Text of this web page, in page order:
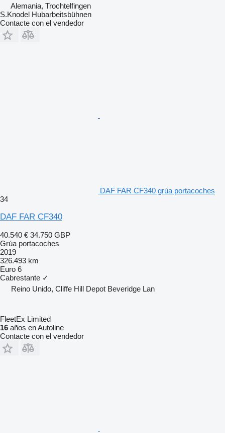
Alemania, Trochtelfingen
S.Knodel Hubarbeitsbühnen
Contacte con el vendedor
DAF FAR CF340 grúa portacoches
34
DAF FAR CF340
40.540 € 34.750 GBP
Grúa portacoches
2019
326.493 km
Euro 6
Cabrestante ✓
Reino Unido, Cliffe Hill Depot Beveridge Lan
FleetEx Limited
16 años en Autoline
Contacte con el vendedor